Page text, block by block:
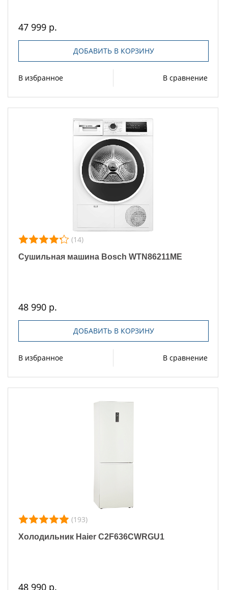
47 999 р.
ДОБАВИТЬ В КОРЗИНУ
В избранное В сравнение
(14)
Сушильная машина Bosch WTN86211ME
48 990 р.
ДОБАВИТЬ В КОРЗИНУ
В избранное В сравнение
(193)
Холодильник Haier C2F636CWRGU1
48 990 р.